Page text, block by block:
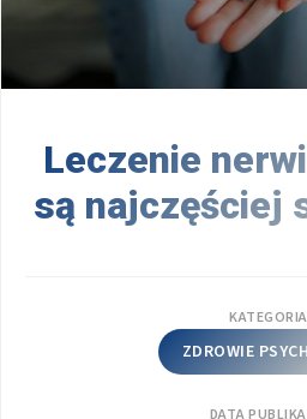
Leczenie
są najczęściej
KATEGORIA
ZDROWIE